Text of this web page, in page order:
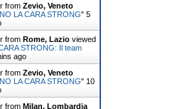
from Zevio, Veneto
LA CARA STRONG" 5
from Rome, Lazio viewed
STRONG: Il team
ago
from Zevio, Veneto
LA CARA STRONG" 10
from Milan, Lombardia